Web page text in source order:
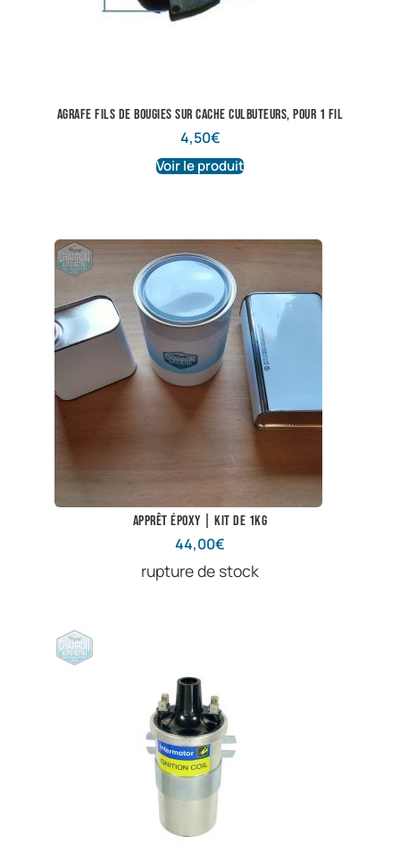
Agrafe fils de bougies sur cache culbuteurs, pour 1 fil
4,50€
Voir le produit
Apprêt époxy | Kit de 1kg
44,00€
rupture de stock